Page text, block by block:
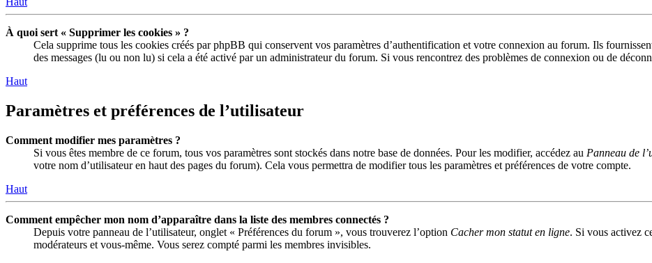
À quoi sert « Supprimer les cookies » ?
Cela supprime tous les cookies créés par phpBB qui conservent vos paramètres d’authentification et votre connexion au forum. Ils
des messages (lu ou non lu) si cela a été activé par un administrateur du forum. Si vous rencontrez des problèmes de connexion ou de
Haut
Paramètres et préférences de l’utilisateur
Comment modifier mes paramètres ?
Si vous êtes membre de ce forum, tous vos paramètres sont stockés dans notre base de données. Pour les modifier, accédez au Panneau de
votre nom d’utilisateur en haut des pages du forum). Cela vous permettra de modifier tous les paramètres et préférences de votre compte.
Haut
Comment empêcher mon nom d’apparaître dans la liste des membres connectés ?
Depuis votre panneau de l’utilisateur, onglet « Préférences du forum », vous trouverez l’option Cacher mon statut en ligne. Si vous activez
modérateurs et vous-même. Vous serez compté parmi les membres invisibles.